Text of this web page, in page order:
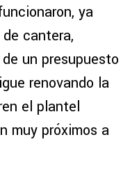
ya
cantera,
un presupuesto
renovando la
el plantel
muy próximos a